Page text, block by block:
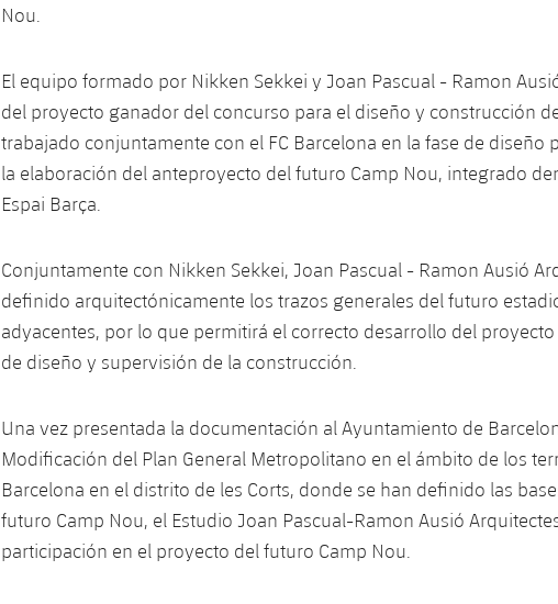
Nou.
El equipo formado por Nikken Sekkei y Joan Pascual - Ramon
del proyecto ganador del concurso para el diseño y construcción
trabajado conjuntamente con el FC Barcelona en la fase de diseño
la elaboración del anteproyecto del futuro Camp Nou, integrado
Espai Barça.
Conjuntamente con Nikken Sekkei, Joan Pascual - Ramon Ausió
definido arquitectónicamente los trazos generales del futuro
adyacentes, por lo que permitirá el correcto desarrollo del
de diseño y supervisión de la construcción.
Una vez presentada la documentación al Ayuntamiento de
Modificación del Plan General Metropolitano en el ámbito de los
Barcelona en el distrito de les Corts, donde se han definido las
futuro Camp Nou, el Estudio Joan Pascual-Ramon Ausió
participación en el proyecto del futuro Camp Nou.